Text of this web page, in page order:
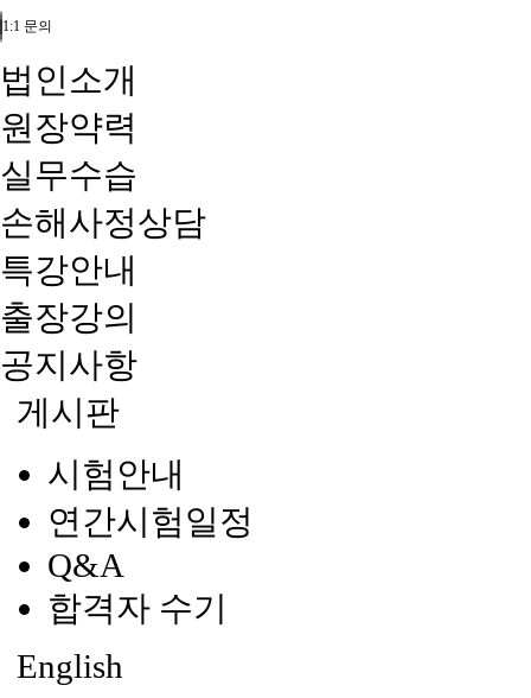
1:1 문의
법인소개
원장약력
실무수습
손해사정상담
특강안내
출장강의
공지사항
게시판
시험안내
연간시험일정
Q&A
합격자 수기
English